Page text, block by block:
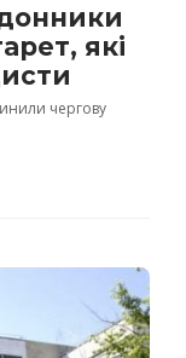
які
чергову